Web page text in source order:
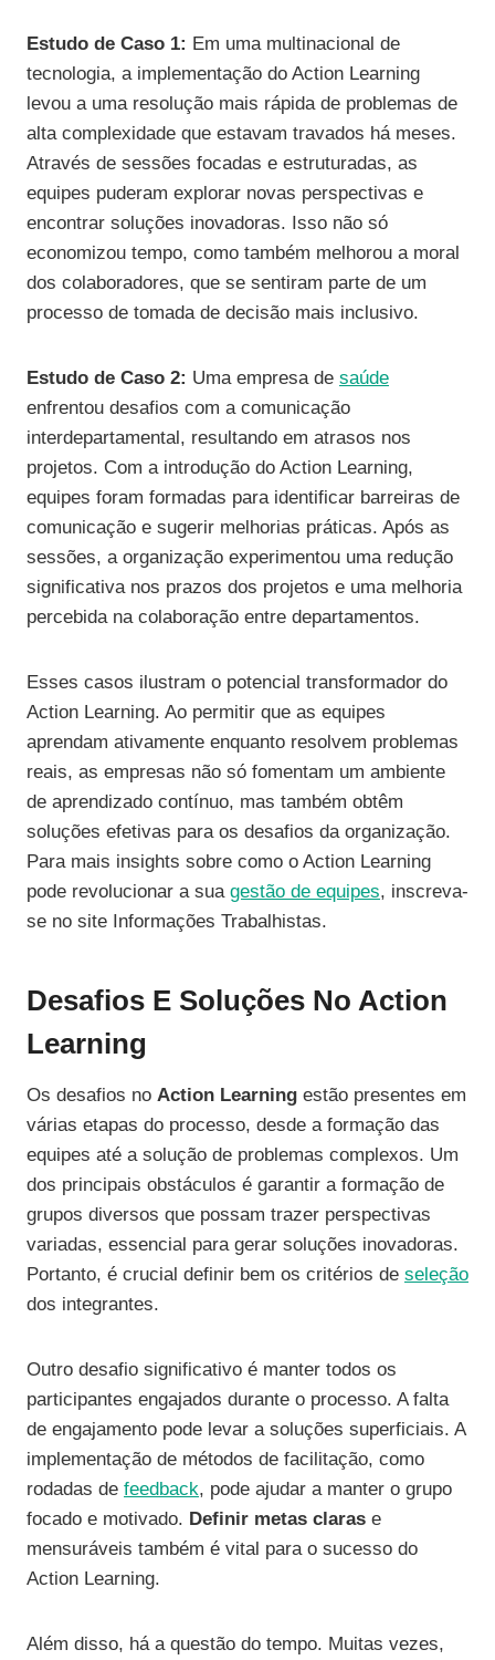
Estudo de Caso 1: Em uma multinacional de
tecnologia, a implementação do Action Learning
levou a uma resolução mais rápida de problemas de
alta complexidade que estavam travados há meses.
Através de sessões focadas e estruturadas, as
equipes puderam explorar novas perspectivas e
encontrar soluções inovadoras. Isso não só
economizou tempo, como também melhorou a moral
dos colaboradores, que se sentiram parte de um
processo de tomada de decisão mais inclusivo.
Estudo de Caso 2: Uma empresa de saúde
enfrentou desafios com a comunicação
interdepartamental, resultando em atrasos nos
projetos. Com a introdução do Action Learning,
equipes foram formadas para identificar barreiras de
comunicação e sugerir melhorias práticas. Após as
sessões, a organização experimentou uma redução
significativa nos prazos dos projetos e uma melhoria
percebida na colaboração entre departamentos.
Esses casos ilustram o potencial transformador do
Action Learning. Ao permitir que as equipes
aprendam ativamente enquanto resolvem problemas
reais, as empresas não só fomentam um ambiente
de aprendizado contínuo, mas também obtêm
soluções efetivas para os desafios da organização.
Para mais insights sobre como o Action Learning
pode revolucionar a sua gestão de equipes, inscreva-
se no site Informações Trabalhistas.
Desafios E Soluções No Action
Learning
Os desafios no Action Learning estão presentes em
várias etapas do processo, desde a formação das
equipes até a solução de problemas complexos. Um
dos principais obstáculos é garantir a formação de
grupos diversos que possam trazer perspectivas
variadas, essencial para gerar soluções inovadoras.
Portanto, é crucial definir bem os critérios de seleção
dos integrantes.
Outro desafio significativo é manter todos os
participantes engajados durante o processo. A falta
de engajamento pode levar a soluções superficiais. A
implementação de métodos de facilitação, como
rodadas de feedback, pode ajudar a manter o grupo
focado e motivado. Definir metas claras e
mensuráveis também é vital para o sucesso do
Action Learning.
Além disso, há a questão do tempo. Muitas vezes,